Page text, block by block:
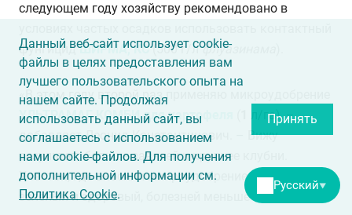
следующем году хозяйству рекомендовано в
фунгицидШИРМА, КС(500 г/лфлуазинама
«В этом году второй раз применяю микроудобрение
УЛЬТРАМАГ КОМБИ для картофеля
л/га), –
добавляет Леонид Константинович. – Вижу
результат: больше завязей и крупнее клубни.
Участок, где вносили микроудобрение, более
зелёный и здоровый, болезней меньше».
Русский▼
Данный веб-сайт использует cookie-
файлы в целях предоставления вам
лучшего пользовательского опыта на
нашем сайте. Продолжая
использовать данный сайт, вы
соглашаетесь с использованием
нами cookie-файлов. Для получения
дополнительной информации см.
Политика Cookie.
Принять